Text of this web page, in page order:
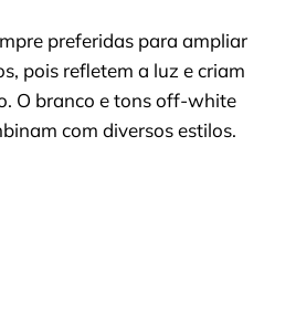
preferidas para ampliar
pois refletem a luz e criam
O branco e tons off-white
com diversos estilos.